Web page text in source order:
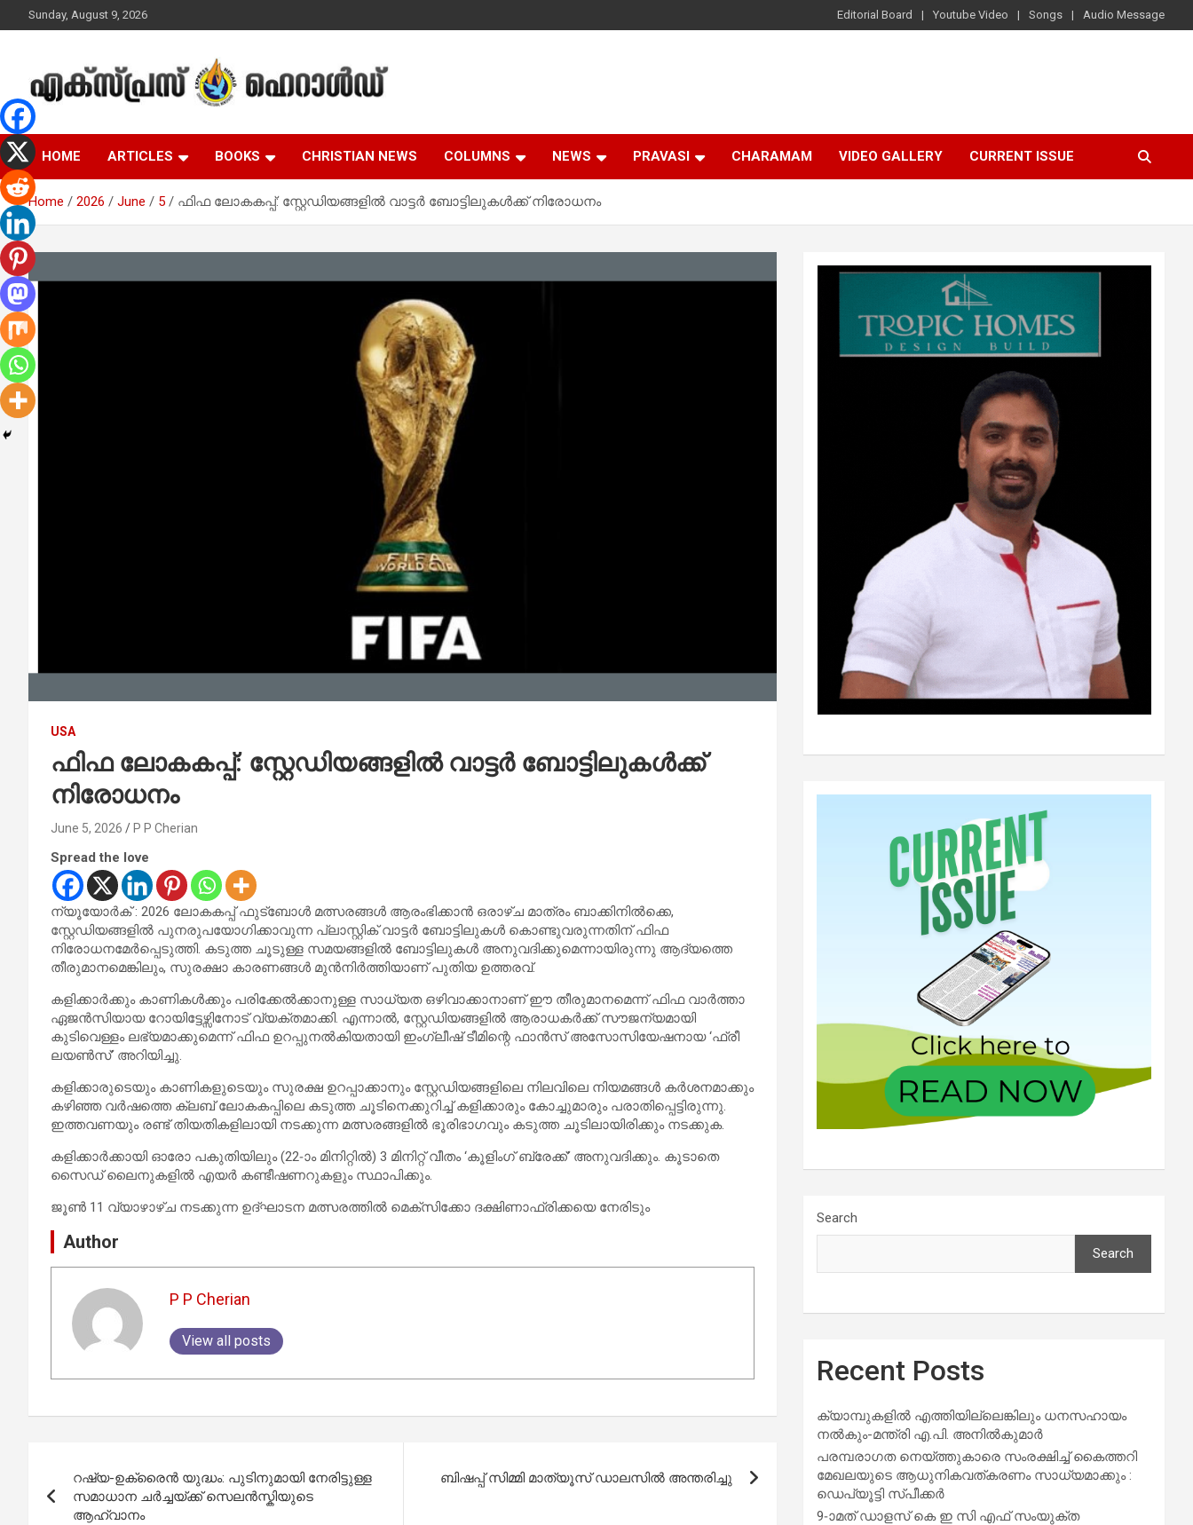
to
Sunday, August 9, 2026 Editorial Board Youtube Video Songs Audio Message
Express Herald –
Malayalam Christian
News
Malayalam Christian News
HOME ARTICLES BOOKS CHRISTIAN NEWS COLUMNS NEWS PRAVASI CHARAMAM VIDEO GALLERY CURRENT ISSUE
Home 2026 June 5 ഫിഫ ലോകകപ്പ്: സ്റ്റേഡിയങ്ങളിൽ വാട്ടർ ബോട്ടിലുകൾക്ക് നിരോധനം
USA
ഫിഫ ലോകകപ്പ്: സ്റ്റേഡിയങ്ങളിൽ വാട്ടർ ബോട്ടിലുകൾക്ക്
നിരോധനം
June 5, 2026 P P Cherian
Spread the love
ന്യൂയോർക് : 2026 ലോകകപ്പ് ഫുട്ബോൾ മത്സരങ്ങൾ ആരംഭിക്കാൻ ഒരാഴ്ച മാത്രം ബാക്കിനിൽക്കെ,
സ്റ്റേഡിയങ്ങളിൽ പുനരുപയോഗിക്കാവുന്ന പ്ലാസ്റ്റിക് വാട്ടർ ബോട്ടിലുകൾ കൊണ്ടുവരുന്നതിന് ഫിഫ
നിരോധനമേർപ്പെടുത്തി. കടുത്ത ചൂടുള്ള സമയങ്ങളിൽ ബോട്ടിലുകൾ അനുവദിക്കുമെന്നായിരുന്നു ആദ്യത്തെ
തീരുമാനമെങ്കിലും, സുരക്ഷാ കാരണങ്ങൾ മുൻനിർത്തിയാണ് പുതിയ ഉത്തരവ്.
കളിക്കാർക്കും കാണികൾക്കും പരിക്കേൽക്കാനുള്ള സാധ്യത ഒഴിവാക്കാനാണ് ഈ തീരുമാനമെന്ന് ഫിഫ വാർത്താ
ഏജൻസിയായ റോയിട്ടേഴ്സിനോട് വ്യക്തമാക്കി. എന്നാൽ, സ്റ്റേഡിയങ്ങളിൽ ആരാധകർക്ക് സൗജന്യമായി
കുടിവെള്ളം ലഭ്യമാക്കുമെന്ന് ഫിഫ ഉറപ്പുനൽകിയതായി ഇംഗ്ലീഷ് ടീമിന്റെ ഫാൻസ് അസോസിയേഷനായ ‘ഫ്രീ
ലയൺസ്’ അറിയിച്ചു.
കളിക്കാരുടെയും കാണികളുടെയും സുരക്ഷ ഉറപ്പാക്കാനും സ്റ്റേഡിയങ്ങളിലെ നിലവിലെ നിയമങ്ങൾ കർശനമാക്കും
കഴിഞ്ഞ വർഷത്തെ ക്ലബ് ലോകകപ്പിലെ കടുത്ത ചൂടിനെക്കുറിച്ച് കളിക്കാരും കോച്ചുമാരും പരാതിപ്പെട്ടിരുന്നു.
ഇത്തവണയും രണ്ട് തിയതികളിലായി നടക്കുന്ന മത്സരങ്ങളിൽ ഭൂരിഭാഗവും കടുത്ത ചൂടിലായിരിക്കും നടക്കുക.
കളിക്കാർക്കായി ഓരോ പകുതിയിലും (22-ാം മിനിറ്റിൽ) 3 മിനിറ്റ് വീതം ‘കൂളിംഗ് ബ്രേക്ക്’ അനുവദിക്കും. കൂടാതെ
സൈഡ് ലൈനുകളിൽ എയർ കണ്ടീഷണറുകളും സ്ഥാപിക്കും.
ജൂൺ 11 വ്യാഴാഴ്ച നടക്കുന്ന ഉദ്ഘാടന മത്സരത്തിൽ മെക്സിക്കോ ദക്ഷിണാഫ്രിക്കയെ നേരിടും
Author
P P Cherian
View all posts
navigation
റഷ്യ-ഉക്രൈൻ യുദ്ധം: പുടിനുമായി നേരിട്ടുള്ള
സമാധാന ചർച്ചയ്ക്ക് സെലൻസ്കിയുടെ
ആഹ്വാനം
ബിഷപ്പ് സിമ്മി മാത്യൂസ് ഡാലസിൽ അന്തരിച്ചു
Search
Search
Recent Posts
ക്യാമ്പുകളിൽ എത്തിയില്ലെങ്കിലും ധനസഹായം
നൽകും-മന്ത്രി എ.പി. അനിൽകുമാർ
പരമ്പരാഗത നെയ്ത്തുകാരെ സംരക്ഷിച്ച് കൈത്തറി
മേഖലയുടെ ആധുനികവത്കരണം സാധ്യമാക്കും :
ഡെപ്യൂട്ടി സ്പീക്കർ
9-ാമത് ഡാളസ് കെ ഇ സി എഫ് സംയുക്ത